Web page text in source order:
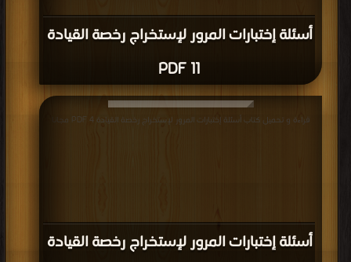
أسئلة إختبارات المرور لإستخراج رخصة القيادة
11 PDF
أسئلة إختبارات المرور لإستخراج رخصة القيادة
قراءة و تحميل كتاب أسئلة إختبارات المرور لإستخراج رخصة القيادة 4 PDF مجانا